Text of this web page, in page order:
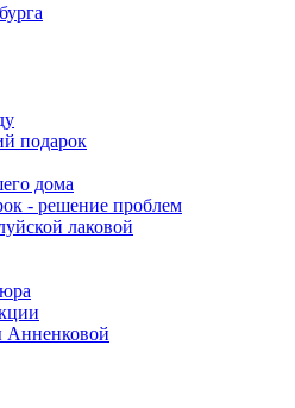
подарок
дома
- решение проблем
лаковой